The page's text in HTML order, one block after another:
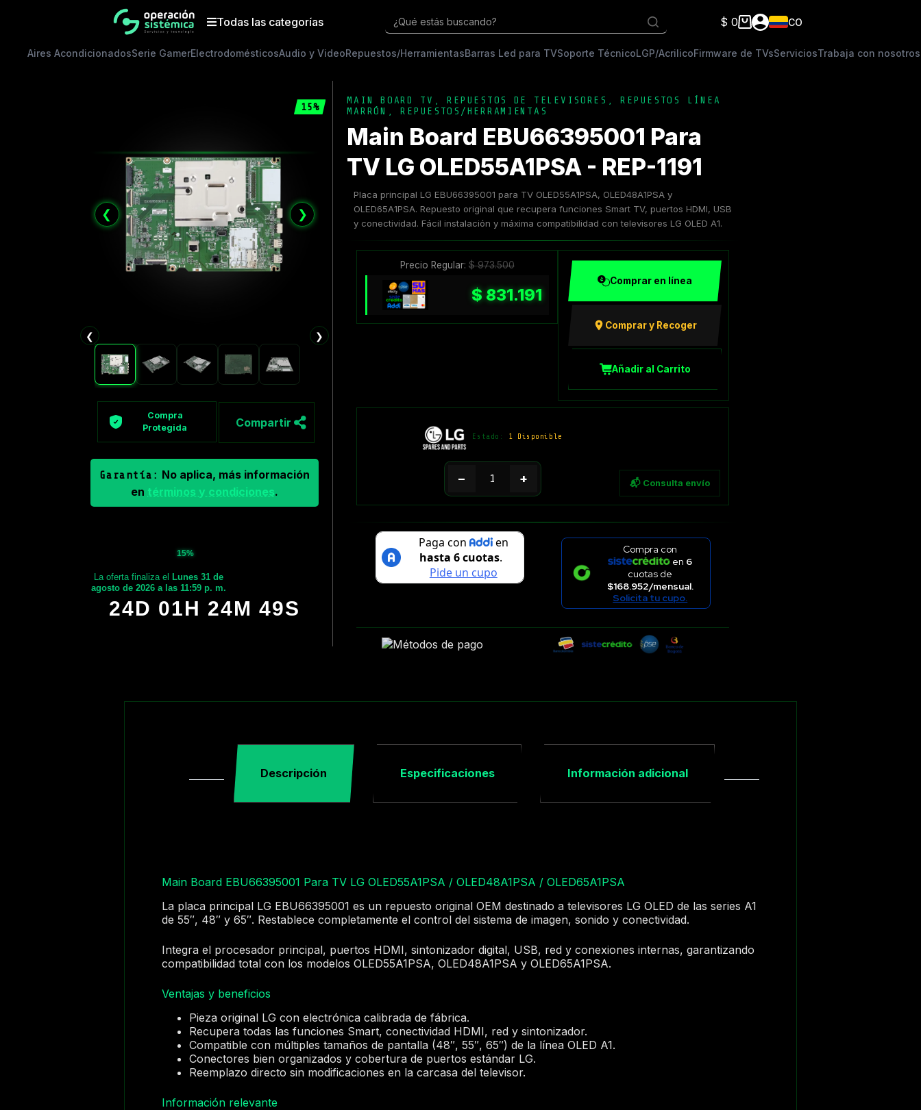
Todas las categorías ¿Qué estás buscando?
Carro
compra
$ 0 CO
Aires AcondicionadosSerie GamerElectrodomésticosAudio y VideoRepuestos/HerramientasBarras Led para TVSoporte TécnicoLGP/AcrilicoFirmware de TVsServiciosTrabaja con nosotros
15%
❮ ❯
❮ ❯
Compra
Protegida
Compartir
Garantía: No aplica, más información
en términos y condiciones.
15%
La oferta finaliza elLunes 31 de
agosto de 2026 a las 11:59 p. m.
24D 01H 24M 48S
MAIN BOARD TV ,REPUESTOS DE TELEVISORES ,REPUESTOS LÍNEA
MARRÓN
,REPUESTOS/HERRAMIENTAS
Main Board EBU66395001 Para
TV LG OLED55A1PSA - REP-1191
Placa principal LG EBU66395001 para TV OLED55A1PSA, OLED48A1PSA y
OLED65A1PSA. Repuesto original que recupera funciones Smart TV, puertos HDMI, USB
y conectividad. Fácil instalación y máxima compatibilidad con televisores LG OLED A1.
Precio Regular:$973.500
$831.191
Comprar en línea
Comprar y Recoger
Añadir al Carrito
Estado: 1 Disponible
− + 📬 Consulta envío
Compra con
en 6
cuotas de
$168.952/mensual.
Solicita tu cupo.
Descripción Especificaciones Información adicional
Main Board EBU66395001 Para TV LG OLED55A1PSA / OLED48A1PSA / OLED65A1PSA
La placa principal LG EBU66395001 es un repuesto original OEM destinado a televisores LG OLED de las series A1
de 55″, 48″ y 65″. Restablece completamente el control del sistema de imagen, sonido y conectividad.
Integra el procesador principal, puertos HDMI, sintonizador digital, USB, red y conexiones internas, garantizando
compatibilidad total con los modelos OLED55A1PSA, OLED48A1PSA y OLED65A1PSA.
Ventajas y beneficios
Pieza original LG con electrónica calibrada de fábrica.
Recupera todas las funciones Smart, conectividad HDMI, red y sintonizador.
Compatible con múltiples tamaños de pantalla (48″, 55″, 65″) de la línea OLED A1.
Conectores bien organizados y cobertura de puertos estándar LG.
Reemplazo directo sin modificaciones en la carcasa del televisor.
Información relevante